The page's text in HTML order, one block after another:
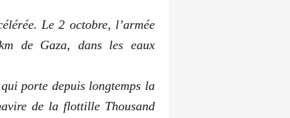
Le 2 octobre, l’armée
de Gaza, dans les eaux
porte depuis longtemps la
de la flottille Thousand